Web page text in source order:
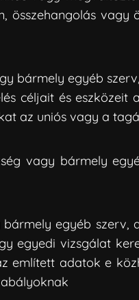
vagy
bármely egyéb
céljait és
az uniós vagy a
vagy bármely
egyéb
egyedi vizsgálat
említett adatok e